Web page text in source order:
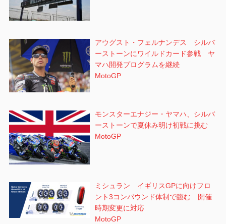
アウグスト・フェルナンデス シルバ
ーストーンにワイルドカード参戦 ヤ
マハ開発プログラムを継続
MotoGP
モンスターエナジー・ヤマハ、シルバ
ーストーンで夏休み明け初戦に挑む
MotoGP
ミシュラン イギリスGPに向けフロ
ント3コンパウンド体制で臨む 開催
時期変更に対応
MotoGP